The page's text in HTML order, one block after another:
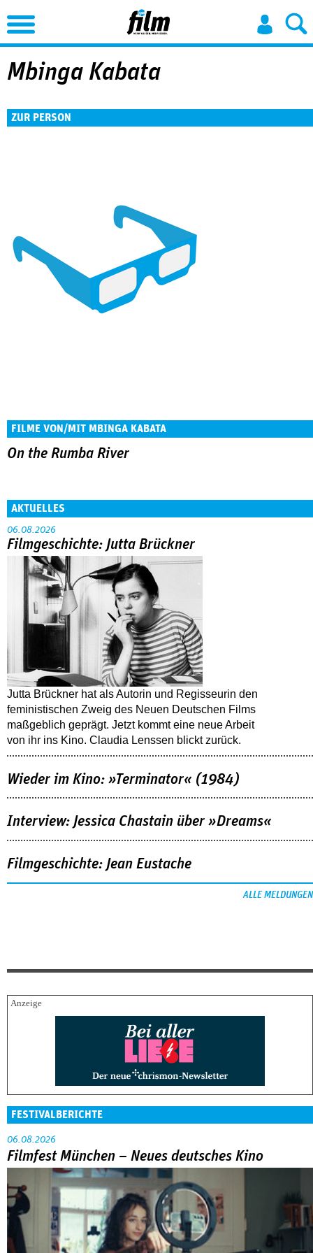
Jump to Navigation
Mbinga Kabata
ZUR PERSON
FILME VON/MIT MBINGA KABATA
On the Rumba River
AKTUELLES
06.08.2026
Filmgeschichte: Jutta Brückner
Jutta Brückner hat als Autorin und Regisseurin den
feministischen Zweig des Neuen Deutschen Films
maßgeblich geprägt. Jetzt kommt eine neue Arbeit
von ihr ins Kino. Claudia Lenssen blickt zurück.
Wieder im Kino: »Terminator« (1984)
Interview: Jessica Chastain über »Dreams«
Filmgeschichte: Jean Eustache
ALLE MELDUNGEN
FESTIVALBERICHTE
06.08.2026
Filmfest München – Neues deutsches Kino